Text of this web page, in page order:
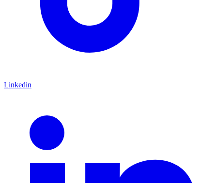
Linkedin